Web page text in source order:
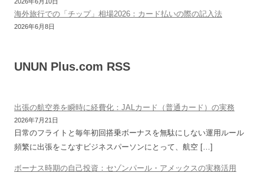
海外旅行での「チップ」相場2026：カード払いの際の記入法
2026年6月8日
UNUN Plus.com RSS
出張の航空券を瞬時に経費化：JALカード（普通カード）の実務
2026年7月21日
日常のフライトと毎年初回搭乗ボーナスを無駄にしない運用ルール
頻繁に出張をこなすビジネスパーソンにとって、航空 […]
ボーナス時期の自己投資：セゾンパール・アメックスの実務活用